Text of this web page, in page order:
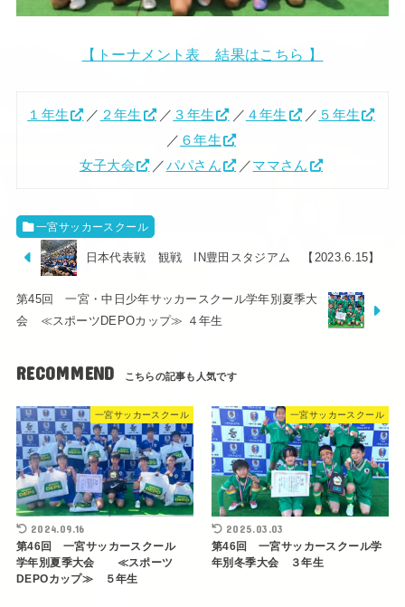
【トーナメント表 結果はこちら 】
１年生 ／ ２年生 ／ ３年生 ／ ４年生 ／ ５年生
／ ６年生
女子大会
／パパさん ／ママさん
一宮サッカースクール
日本代表戦 観戦 IN豊田スタジアム 【2023.6.15】
第45回 一宮・中日少年サッカースクール学年別夏季大
会 ≪スポーツDEPOカップ≫ ４年生
RECOMMEND
一宮サッカースクール
2024.09.16
第46回 一宮サッカースクール
学年別夏季大会 ≪スポーツ
DEPOカップ≫ ５年生
一宮サッカースクール
2025.03.03
第46回 一宮サッカースクール学
年別冬季大会 ３年生